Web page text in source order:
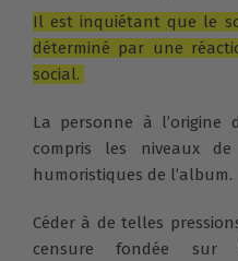
Il est inquiétant que le
déterminé par une
social.
La personne à l’origine
compris les niveaux
humoristiques de l’album.
Céder à de telles
censure fondée sur